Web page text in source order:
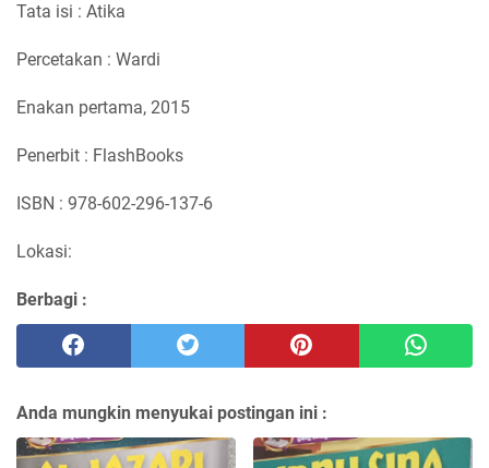
Tata isi : Atika
Percetakan : Wardi
Enakan pertama, 2015
Penerbit : FlashBooks
ISBN : 978-602-296-137-6
Lokasi:
Berbagi :
Anda mungkin menyukai postingan ini :